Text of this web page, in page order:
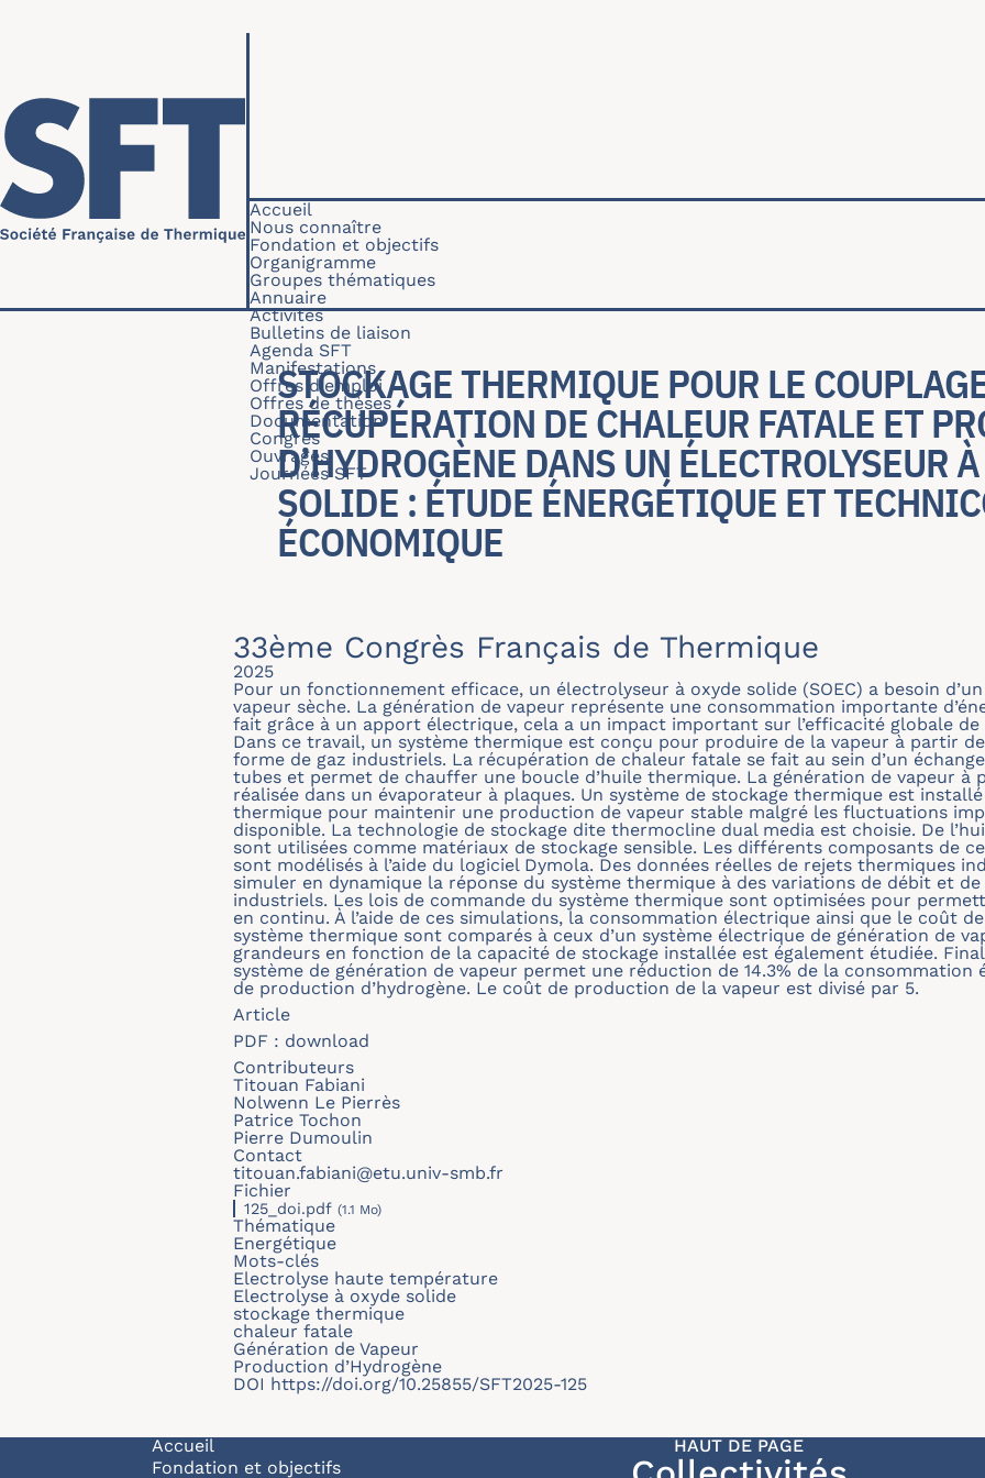
Navigation principale
Accueil
Nous connaître
Fondation et objectifs
Organigramme
Groupes thématiques
Annuaire
Activités
Bulletins de liaison
Agenda SFT
Manifestations
Offres d'emploi
Offres de thèses
Documentation
Congrès
Ouvrages
Journées SFT
STOCKAGE THERMIQUE POUR LE
RÉCUPÉRATION DE CHALEUR FATALE ET
D’HYDROGÈNE DANS UN ÉLECTROLYSEUR
SOLIDE : ÉTUDE ÉNERGÉTIQUE ET
ÉCONOMIQUE
33ème Congrès Français de Thermique
2025
Pour un fonctionnement efficace, un électrolyseur à oxyde solide (SOEC) a besoin
vapeur sèche. La génération de vapeur représente une consommation importante
fait grâce à un apport électrique, cela a un impact important sur l’efficacité globale de
Dans ce travail, un système thermique est conçu pour produire de la vapeur à partir
forme de gaz industriels. La récupération de chaleur fatale se fait au sein d’un
tubes et permet de chauffer une boucle d’huile thermique. La génération de vapeur à
réalisée dans un évaporateur à plaques. Un système de stockage thermique est
thermique pour maintenir une production de vapeur stable malgré les fluctuations
disponible. La technologie de stockage dite thermocline dual media est choisie. De
sont utilisées comme matériaux de stockage sensible. Les différents composants de
sont modélisés à l’aide du logiciel Dymola. Des données réelles de rejets thermiques
simuler en dynamique la réponse du système thermique à des variations de débit et
industriels. Les lois de commande du système thermique sont optimisées pour
en continu. À l’aide de ces simulations, la consommation électrique ainsi que le coût
système thermique sont comparés à ceux d’un système électrique de génération de
grandeurs en fonction de la capacité de stockage installée est également étudiée.
système de génération de vapeur permet une réduction de 14.3% de la
de production d’hydrogène. Le coût de production de la vapeur est divisé par 5.
Article
PDF : download
Contributeurs
Titouan Fabiani
Nolwenn Le Pierrès
Patrice Tochon
Pierre Dumoulin
Contact
titouan.fabiani@etu.univ-smb.fr
Fichier
125_doi.pdf (1.1 Mo)
Thématique
Energétique
Mots-clés
Electrolyse haute température
Electrolyse à oxyde solide
stockage thermique
chaleur fatale
Génération de Vapeur
Production d’Hydrogène
DOI https://doi.org/10.25855/SFT2025-125
Navigation principale
Accueil
Fondation et objectifs
HAUT DE PAGE